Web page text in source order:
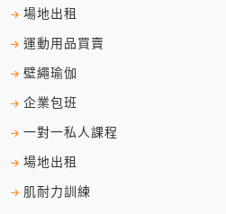
場地出租
運動用品買賣
壁繩瑜伽
企業包班
一對一私人課程
場地出租
肌耐力訓練